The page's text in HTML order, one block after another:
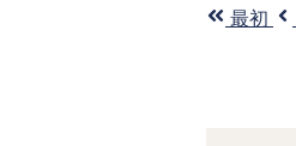
最初